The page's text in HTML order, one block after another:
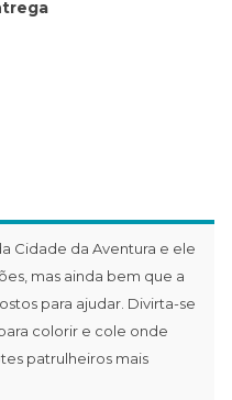
Cidade da Aventura e ele
mas ainda bem que a
para ajudar. Divirta-se
colorir e cole onde
patrulheiros mais